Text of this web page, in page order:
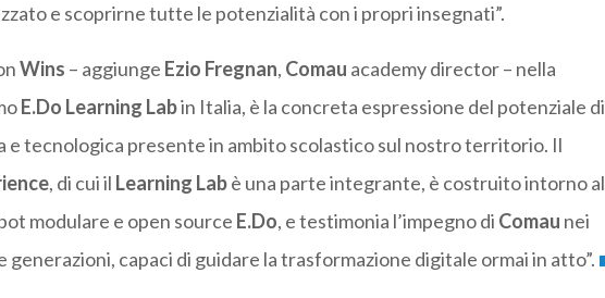
e scoprirne tutte le potenzialità con i propri insegnati”.
Wins – aggiunge Ezio Fregnan, Comau academy director – nella
E.Do Learning Labin Italia, è la concreta espressione del potenziale di
e tecnologica presente in ambito scolastico sul nostro territorio. Il
, di cui il Learning Labè una parte integrante, è costruito intorno al
modulare e open source E.Do, e testimonia l’impegno di Comau nei
capaci di guidare la trasformazione digitale ormai in atto”.